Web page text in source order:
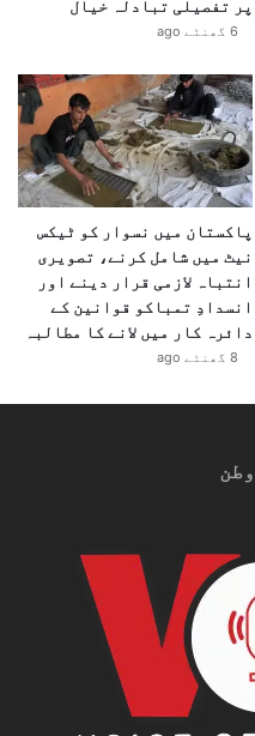
پر تفصیلی تبادلہ خیال
6 گھنٹے ago
پاکستان میں نسوار کو ٹیکس
نیٹ میں شامل کرنے، تصویری
انتباہ لازمی قرار دینے اور
انسدادِ تمباکو قوانین کے
دائرہ کار میں لانے کا مطالبہ
8 گھنٹے ago